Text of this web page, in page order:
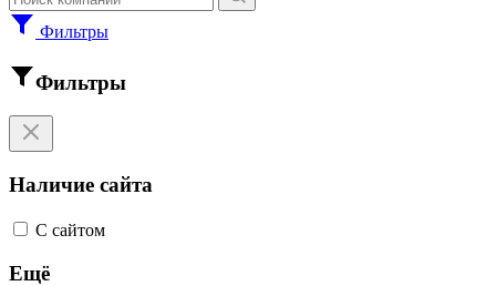
Фильтры
Фильтры
Наличие сайта
С сайтом
Ещё